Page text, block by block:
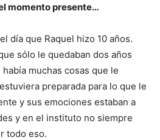
momento presente…
día que Raquel hizo 10 años.
sólo le quedaban dos años
muchas cosas que le
preparada para lo que le
y sus emociones estaban a
y en el instituto no siempre
todo eso.